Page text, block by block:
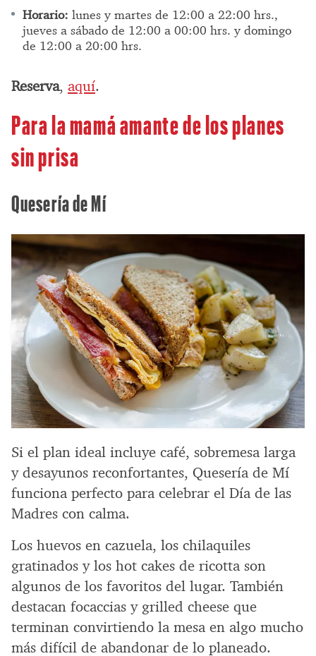
Horario: lunes y martes de 12:00 a 22:00 hrs.,
jueves a sábado de 12:00 a 00:00 hrs. y domingo
de 12:00 a 20:00 hrs.
Reserva, aquí.
Para la mamá amante de los planes
sin prisa
Quesería de Mí
Si el plan ideal incluye café, sobremesa larga
y desayunos reconfortantes, Quesería de Mí
funciona perfecto para celebrar el Día de las
Madres con calma.
Los huevos en cazuela, los chilaquiles
gratinados y los hot cakes de ricotta son
algunos de los favoritos del lugar. También
destacan focaccias y grilled cheese que
terminan convirtiendo la mesa en algo mucho
más difícil de abandonar de lo planeado.